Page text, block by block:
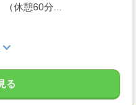
休憩60分...
る